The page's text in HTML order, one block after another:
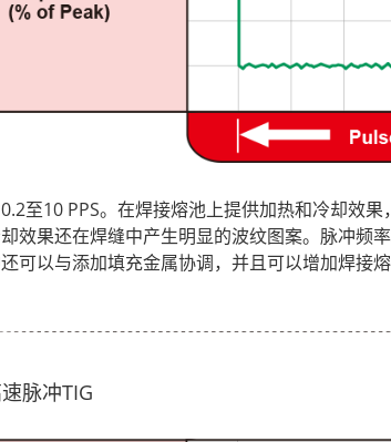
至10 PPS。在焊接熔池上提供加热和冷却效
效果还在焊缝中产生明显的波纹图案。脉冲频
可以与添加填充金属协调，并且可以增加焊接熔
脉冲TIG